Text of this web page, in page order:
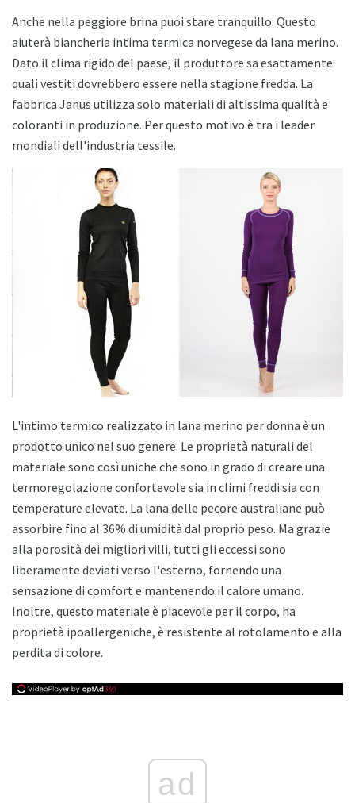
Anche nella peggiore brina puoi stare tranquillo. Questo
aiuterà biancheria intima termica norvegese da lana merino.
Dato il clima rigido del paese, il produttore sa esattamente
quali vestiti dovrebbero essere nella stagione fredda. La
fabbrica Janus utilizza solo materiali di altissima qualità e
coloranti in produzione. Per questo motivo è tra i leader
mondiali dell'industria tessile.
L'intimo termico realizzato in lana merino per donna è un
prodotto unico nel suo genere. Le proprietà naturali del
materiale sono così uniche che sono in grado di creare una
termoregolazione confortevole sia in climi freddi sia con
temperature elevate. La lana delle pecore australiane può
assorbire fino al 36% di umidità dal proprio peso. Ma grazie
alla porosità dei migliori villi, tutti gli eccessi sono
liberamente deviati verso l'esterno, fornendo una
sensazione di comfort e mantenendo il calore umano.
Inoltre, questo materiale è piacevole per il corpo, ha
proprietà ipoallergeniche, è resistente al rotolamento e alla
perdita di colore.
ad